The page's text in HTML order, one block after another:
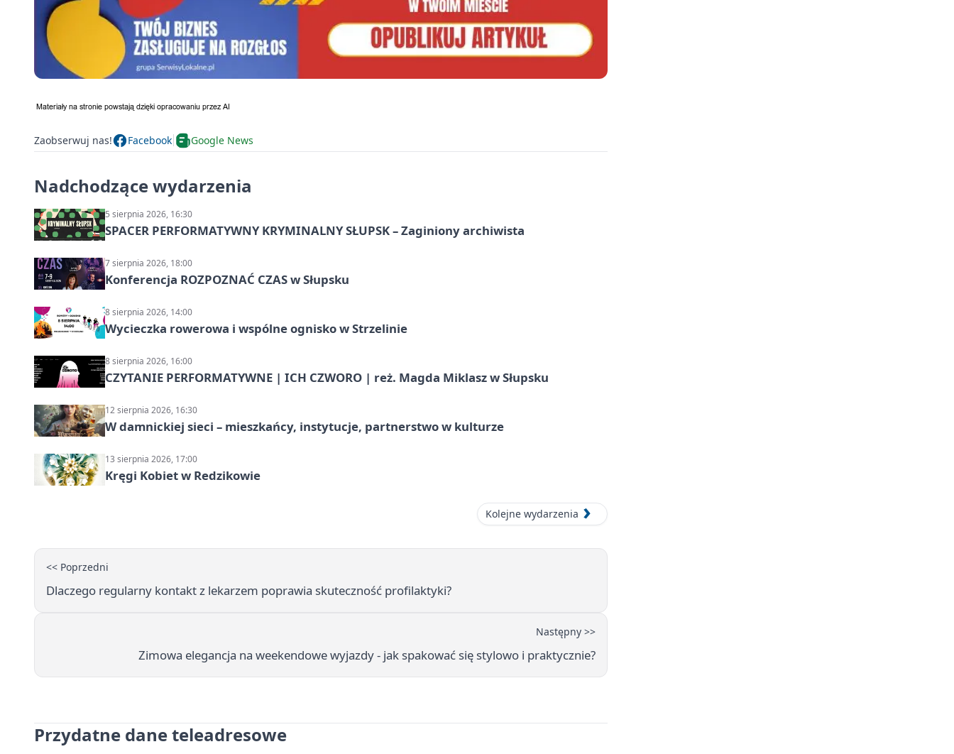
Zaobserwuj nas! Facebook Google News
Nadchodzące wydarzenia
5 sierpnia 2026, 16:30
SPACER PERFORMATYWNY KRYMINALNY SŁUPSK – Zaginiony archiwista
7 sierpnia 2026, 18:00
Konferencja ROZPOZNAĆ CZAS w Słupsku
8 sierpnia 2026, 14:00
Wycieczka rowerowa i wspólne ognisko w Strzelinie
8 sierpnia 2026, 16:00
CZYTANIE PERFORMATYWNE | ICH CZWORO | reż. Magda Miklasz w Słupsku
12 sierpnia 2026, 16:30
W damnickiej sieci – mieszkańcy, instytucje, partnerstwo w kulturze
13 sierpnia 2026, 17:00
Kręgi Kobiet w Redzikowie
Kolejne wydarzenia
<< Poprzedni
Dlaczego regularny kontakt z lekarzem poprawia skuteczność profilaktyki?
Następny >>
Zimowa elegancja na weekendowe wyjazdy - jak spakować się stylowo i praktycznie?
Przydatne dane teleadresowe